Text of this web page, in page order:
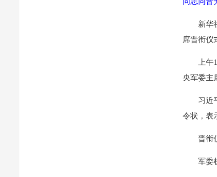
新华
席晋衔仪
上
央军委主
习近
令状，表
晋衔
军委